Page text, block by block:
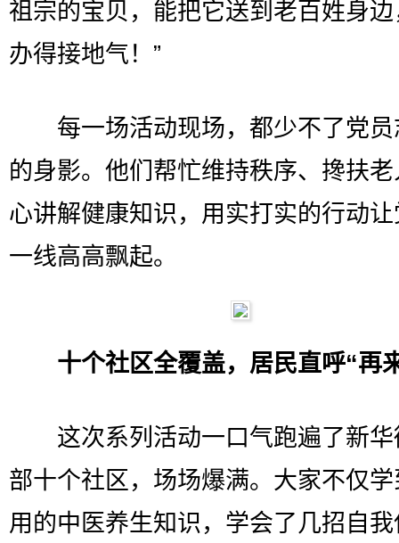
祖宗的宝贝，能把它送到老百姓身
办得接地气！”
每一场活动现场，都少不了党员
的身影。他们帮忙维持秩序、搀扶
心讲解健康知识，用实打实的行动
一线高高飘起。
十个社区全覆盖，居民直呼“再
这次系列活动一口气跑遍了新华
部十个社区，场场爆满。大家不仅
用的中医养生知识，学会了几招自